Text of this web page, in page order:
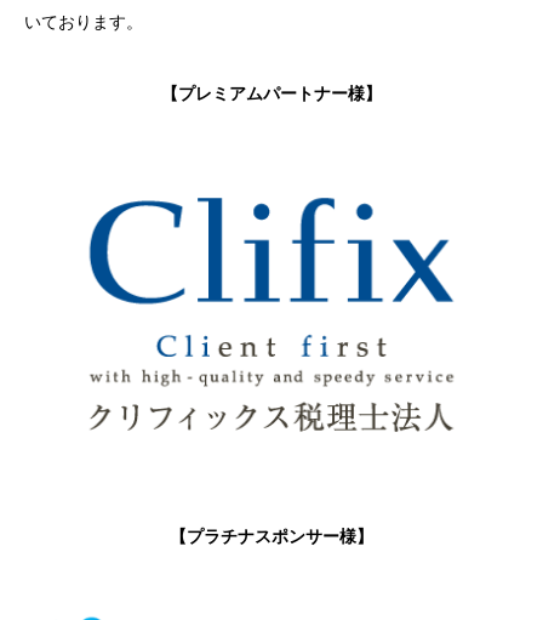
いております。
【プレミアムパートナー様】
【プラチナスポンサー様】